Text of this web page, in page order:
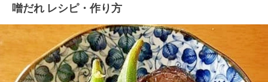
噌だれ レシピ・作り方